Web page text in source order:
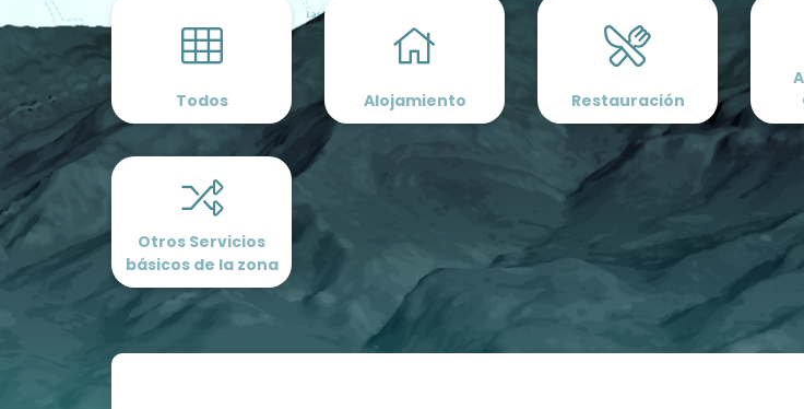
Todos Alojamiento Restauración
Otros Servicios
básicos de la zona